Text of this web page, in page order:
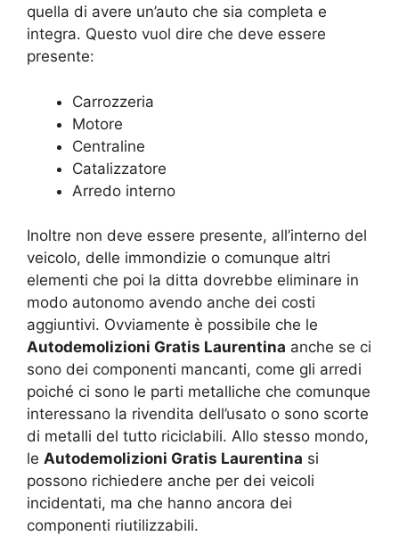
quella di avere un’auto che sia completa e
integra. Questo vuol dire che deve essere
presente:
Carrozzeria
Motore
Centraline
Catalizzatore
Arredo interno
Inoltre non deve essere presente, all’interno del
veicolo, delle immondizie o comunque altri
elementi che poi la ditta dovrebbe eliminare in
modo autonomo avendo anche dei costi
aggiuntivi. Ovviamente è possibile che le
Autodemolizioni Gratis Laurentina anche se ci
sono dei componenti mancanti, come gli arredi
poiché ci sono le parti metalliche che comunque
interessano la rivendita dell’usato o sono scorte
di metalli del tutto riciclabili. Allo stesso mondo,
le Autodemolizioni Gratis Laurentina si
possono richiedere anche per dei veicoli
incidentati, ma che hanno ancora dei
componenti riutilizzabili.